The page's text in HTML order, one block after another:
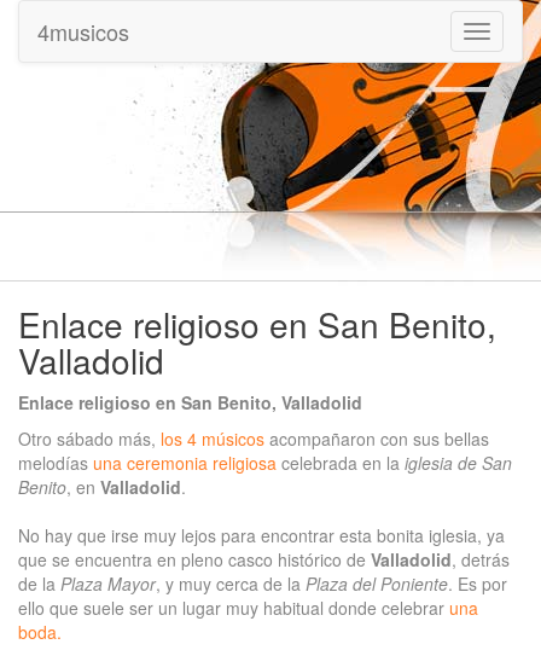
Mostrar
menu
4musicos
Enlace religioso en San Benito,
Valladolid
Enlace religioso en San Benito, Valladolid
Otro sábado más, los 4 músicos acompañaron con sus bellas
melodías una ceremonia religiosa celebrada en la iglesia de San
Benito, en Valladolid.
No hay que irse muy lejos para encontrar esta bonita iglesia, ya
que se encuentra en pleno casco histórico de Valladolid, detrás
de la Plaza Mayor, y muy cerca de la Plaza del Poniente. Es por
ello que suele ser un lugar muy habitual donde celebrar una
boda.